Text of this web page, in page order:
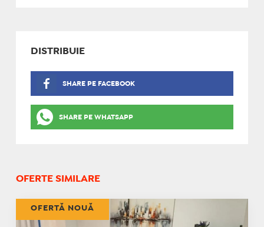
DISTRIBUIE
SHARE PE FACEBOOK
SHARE PE WHATSAPP
OFERTE SIMILARE
OFERTĂ NOUĂ